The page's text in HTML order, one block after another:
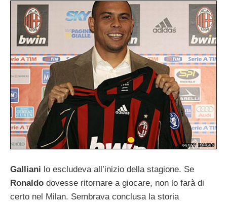
Galliani lo escludeva all’inizio della stagione. Se
Ronaldo dovesse ritornare a giocare, non lo farà di
certo nel Milan. Sembrava conclusa la storia